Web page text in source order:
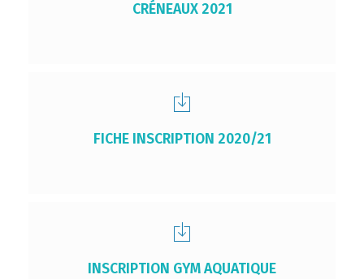
CRÉNEAUX 2021
FICHE INSCRIPTION 2020/21
INSCRIPTION GYM AQUATIQUE